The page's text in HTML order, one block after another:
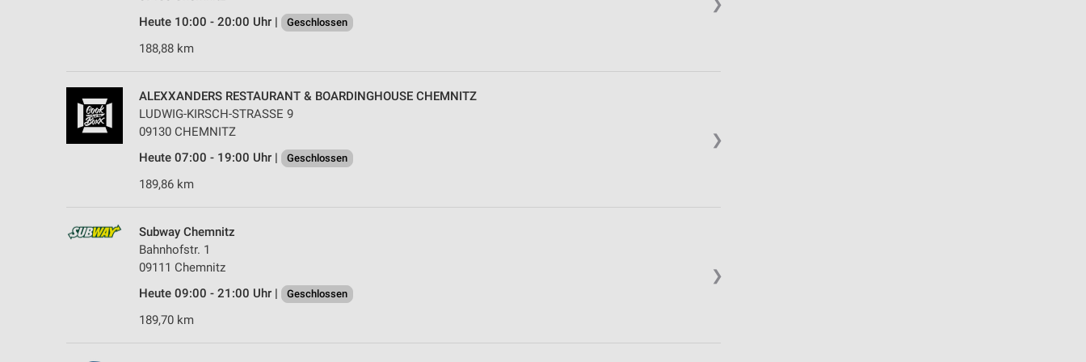
❯
Heute 10:00 - 20:00 Uhr |
Geschlossen
188,88 km
❯
ALEXXANDERS RESTAURANT & BOARDINGHOUSE CHEMNITZ
LUDWIG-KIRSCH-STRASSE 9
09130 CHEMNITZ
Heute 07:00 - 19:00 Uhr |
Geschlossen
189,86 km
❯
Subway Chemnitz
Bahnhofstr. 1
09111 Chemnitz
Heute 09:00 - 21:00 Uhr |
Geschlossen
189,70 km